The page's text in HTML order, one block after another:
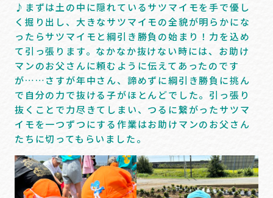
♪まずは土の中に隠れているサツマイモを手で優し
く掘り出し、大きなサツマイモの全貌が明らかにな
ったらサツマイモと綱引き勝負の始まり！力を込め
て引っ張ります。なかなか抜けない時には、お助け
マンのお父さんに頼むように伝えてあったのです
が……さすが年中さん、諦めずに綱引き勝負に挑ん
で自分の力で抜ける子がほとんどでした。引っ張り
抜くことで力尽きてしまい、つるに繋がったサツマ
イモを一つずつにする作業はお助けマンのお父さん
たちに切ってもらいました。